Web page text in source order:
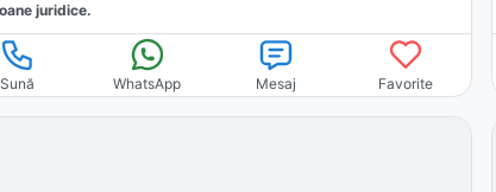
juridice.
Sună WhatsApp Mesaj Favorite